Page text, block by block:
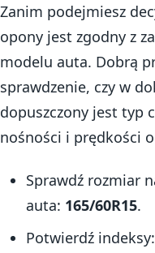
Zanim podejmiesz
opony jest zgodny z
modelu auta. Dobrą
sprawdzenie, czy w
dopuszczony jest typ
nośności i prędkości
Sprawdź rozmiar
auta: 165/60R15.
Potwierdź indeksy: